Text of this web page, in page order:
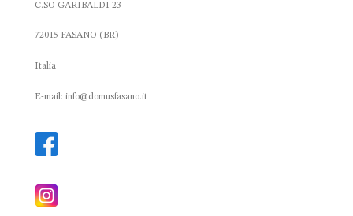
C.SO GARIBALDI 23
72015 FASANO (BR)
Italia
E-mail: info@domusfasano.it